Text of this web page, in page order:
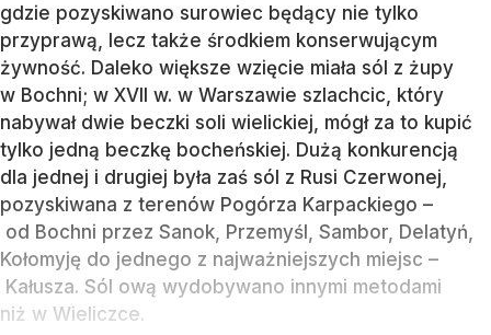
gdzie pozyskiwano surowiec będący nie tylko
przyprawą, lecz także środkiem konserwującym
żywność. Daleko większe wzięcie miała sól z żupy
w Bochni; w XVII w. w Warszawie szlachcic, który
nabywał dwie beczki soli wielickiej, mógł za to kupić
tylko jedną beczkę bocheńskiej. Dużą konkurencją
dla jednej i drugiej była zaś sól z Rusi Czerwonej,
pozyskiwana z terenów Pogórza Karpackiego –
od Bochni przez Sanok, Przemyśl, Sambor, Delatyń,
Kołomyję do jednego z najważniejszych miejsc –
Kałusza. Sól ową wydobywano innymi metodami
niż w Wieliczce.